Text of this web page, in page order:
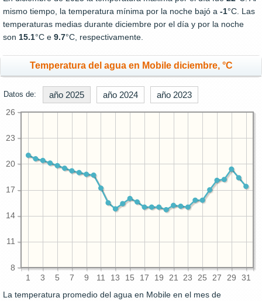
mismo tiempo, la temperatura mínima por la noche bajó a -1°C. Las
temperaturas medias durante diciembre por el día y por la noche
son 15.1°C e 9.7°C, respectivamente.
Temperatura del agua en Mobile diciembre, °C
Datos de: año 2025 año 2024 año 2023
1 3 5 7 9 11 13 15 17 19 21 23 25 27 29 31
8
11
14
17
20
23
26
La temperatura promedio del agua en Mobile en el mes de